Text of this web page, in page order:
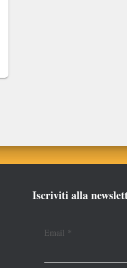
Iscriviti alla
Email *